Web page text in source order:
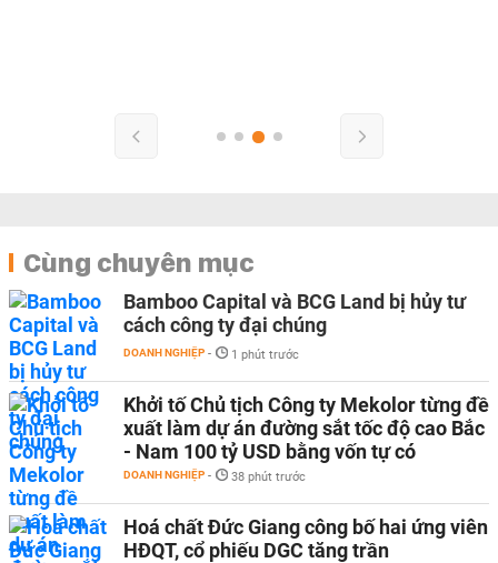
Cùng chuyên mục
Bamboo Capital và BCG Land bị hủy tư
cách công ty đại chúng
DOANH NGHIỆP - 1 phút trước
Khởi tố Chủ tịch Công ty Mekolor từng đề
xuất làm dự án đường sắt tốc độ cao Bắc
- Nam 100 tỷ USD bằng vốn tự có
DOANH NGHIỆP - 38 phút trước
Hoá chất Đức Giang công bố hai ứng viên
HĐQT, cổ phiếu DGC tăng trần